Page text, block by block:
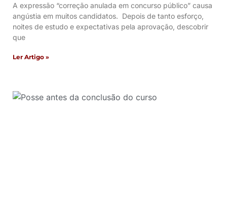
A expressão “correção anulada em concurso público” causa
angústia em muitos candidatos. Depois de tanto esforço,
noites de estudo e expectativas pela aprovação, descobrir
que
Ler Artigo »